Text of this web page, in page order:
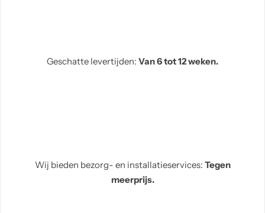
Geschatte levertijden: Van 6 tot 12 weken.
Wij bieden bezorg- en installatieservices: Tegen
meerprijs.